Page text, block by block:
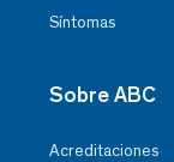
Síntomas
Sobre ABC
Acreditaciones